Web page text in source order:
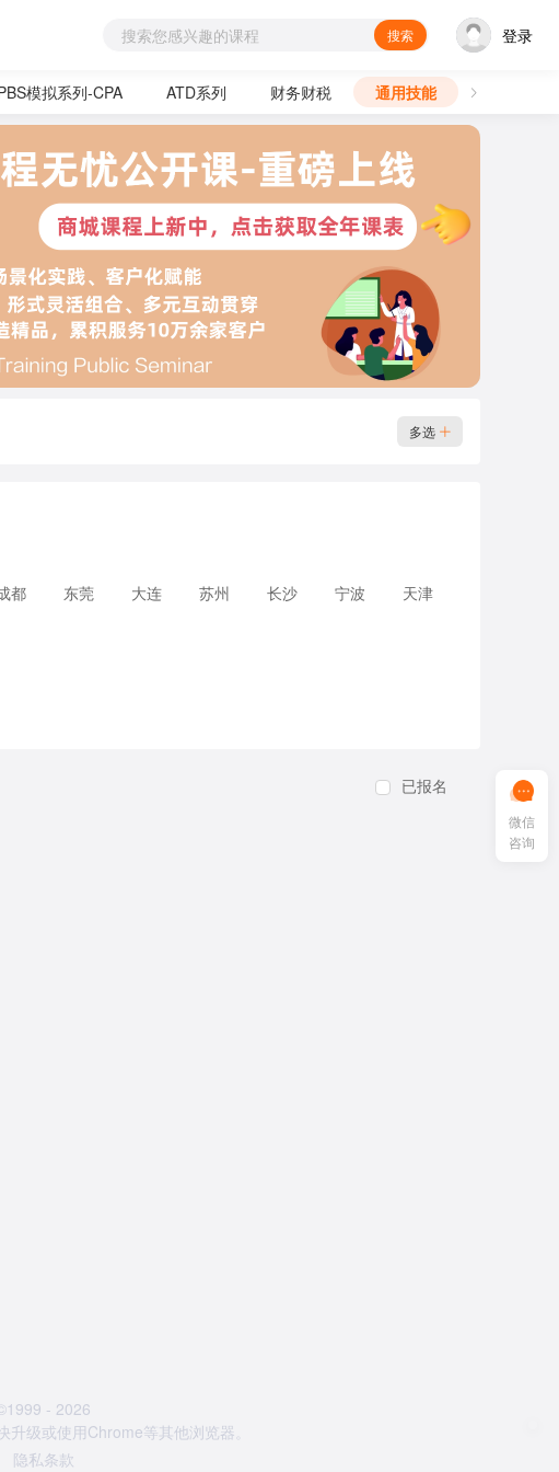
搜索 登录
模拟系列-CPA ATD系列 财务财税 通用技能
多选
都 东莞 大连 苏州 长沙 宁波
天津
已报名
- 2026
级或使用Chrome等其他浏览器。
隐私条款
微信
咨询